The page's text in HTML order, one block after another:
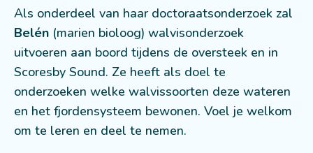
Als onderdeel van haar doctoraatsonderzoek zal
Belén (marien bioloog) walvisonderzoek
uitvoeren aan boord tijdens de oversteek en in
Scoresby Sound. Ze heeft als doel te
onderzoeken welke walvissoorten deze wateren
en het fjordensysteem bewonen. Voel je welkom
om te leren en deel te nemen.